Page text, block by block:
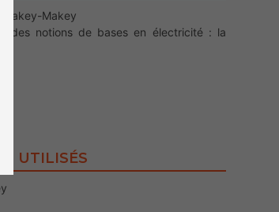
Makey-Makey
des notions de bases en électricité : la
UTILISÉS